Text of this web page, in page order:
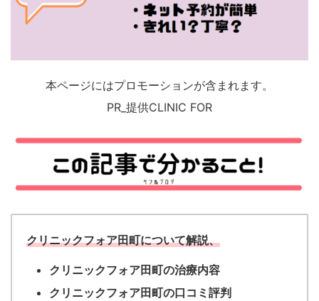
本ページにはプロモーションが含まれます。
PR_提供CLINIC FOR
クリニックフォア田町について解説、
クリニックフォア田町の治療内容
クリニックフォア田町の口コミ評判